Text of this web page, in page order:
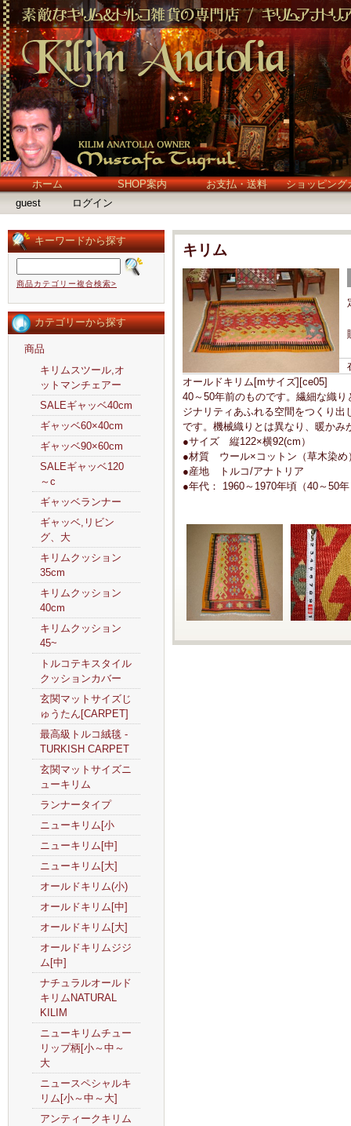
ホーム SHOP案内 お支払・送料
ショッピング
guest
ログイン
キーワードから探す
商品カテゴリー複合検索>
カテゴリーから探す
商品
キリムスツール,オ
ットマンチェアー
SALEギャッベ40cm
ギャッベ60×40cm
ギャッベ90×60cm
SALEギャッベ120
～c
ギャッベランナー
ギャッベ,リビン
グ、大
キリムクッション
35cm
キリムクッション
40cm
キリムクッション
45~
トルコテキスタイル
クッションカバー
玄関マットサイズじ
ゅうたん[CARPET]
最高級トルコ絨毯 -
TURKISH CARPET
玄関マットサイズニ
ューキリム
ランナータイプ
ニューキリム[小
ニューキリム[中]
ニューキリム[大]
オールドキリム(小)
オールドキリム[中]
オールドキリム[大]
オールドキリムジジ
ム[中]
ナチュラルオールド
キリムNATURAL
KILIM
ニューキリムチュー
リップ柄[小～中～
大
ニュースペシャルキ
リム[小～中～大]
アンティークキリム
キリム
オールドキリム[mサイズ][ce05]
40～50年前のものです。繊細な織
ジナリティあふれる空間をつくり
です。機械織りとは異なり、暖かみ
●サイズ 縦122×横92(cm）
●材質 ウール×コットン（草木染め
●産地 トルコ/アナトリア
●年代： 1960～1970年頃（40～50